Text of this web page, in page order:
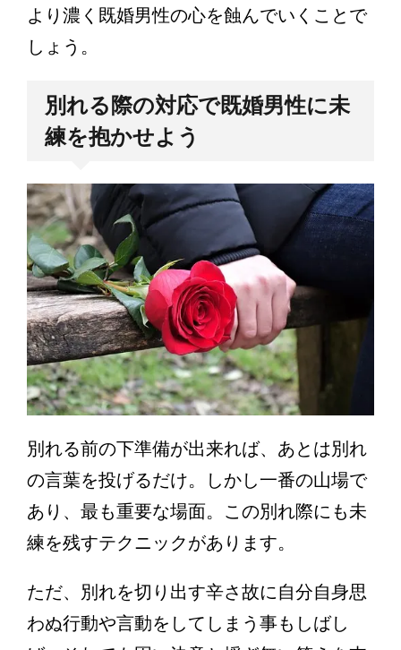
より濃く既婚男性の心を蝕んでいくことで
しょう。
別れる際の対応で既婚男性に未
練を抱かせよう
別れる前の下準備が出来れば、あとは別れ
の言葉を投げるだけ。しかし一番の山場で
あり、最も重要な場面。この別れ際にも未
練を残すテクニックがあります。
ただ、別れを切り出す辛さ故に自分自身思
わぬ行動や言動をしてしまう事もしばし